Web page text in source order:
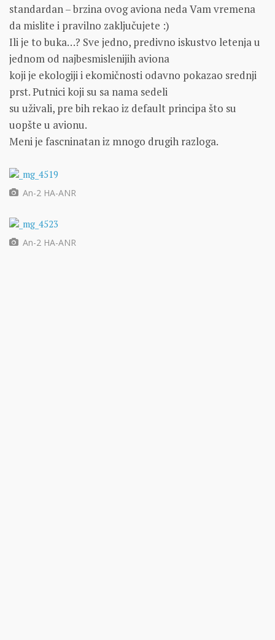
standardan – brzina ovog aviona neda Vam vremena
da mislite i pravilno zaključujete :)
Ili je to buka…? Sve jedno, predivno iskustvo letenja u
jednom od najbesmislenijih aviona
koji je ekologiji i ekomičnosti odavno pokazao srednji
prst. Putnici koji su sa nama sedeli
su uživali, pre bih rekao iz default principa što su
uopšte u avionu.
Meni je fascninatan iz mnogo drugih razloga.
An-2 HA-ANR
An-2 HA-ANR